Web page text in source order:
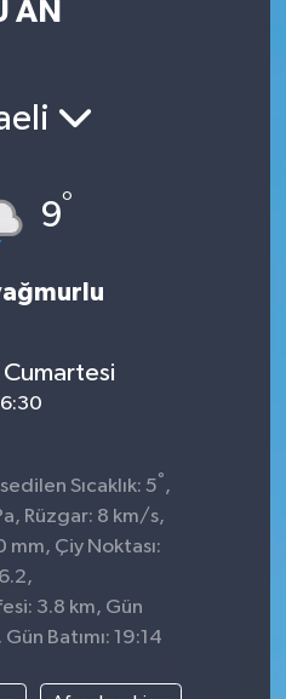
AN
9°
Sıcaklık: 5° ,
Rüzgar: 8 km/s,
mm, Çiy Noktası:
6.2,
3.8 km, Gün
Batımı: 19:14